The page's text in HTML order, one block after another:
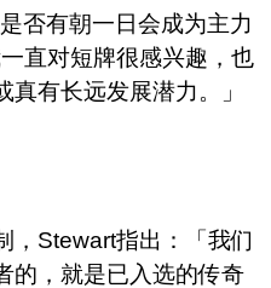
否有朝一日会成为主力
直对短牌很感兴趣，也
有长远发展潜力。」
，Stewart指出：「我们
的，就是已入选的传奇